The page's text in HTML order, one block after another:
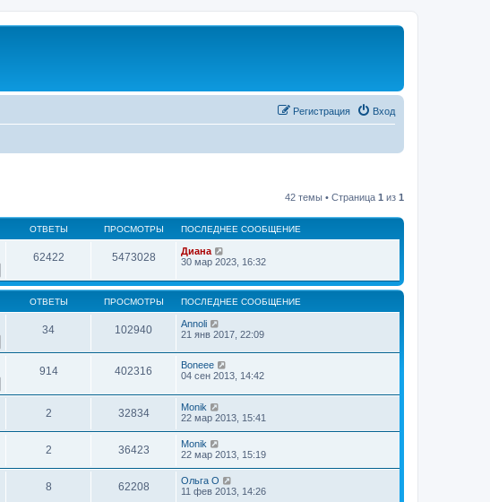
Вход
Регистрация
42 темы • Страница 1 из 1
ОТВЕТЫ ПРОСМОТРЫ ПОСЛЕДНЕЕ СООБЩЕНИЕ
62422 5473028
Диана
30 мар 2023, 16:32
ОТВЕТЫ ПРОСМОТРЫ ПОСЛЕДНЕЕ СООБЩЕНИЕ
34 102940
Annoli
21 янв 2017, 22:09
914 402316
Boneee
04 сен 2013, 14:42
2 32834
Monik
22 мар 2013, 15:41
2 36423
Monik
22 мар 2013, 15:19
8 62208
Ольга О
11 фев 2013, 14:26